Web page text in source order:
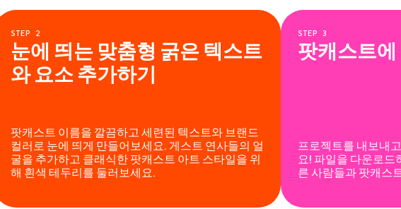
STEP 2
눈에 띄는 맞춤형 굵은 텍스트
와 요소 추가하기
팟캐스트 이름을 깔끔하고 세련된 텍스트와 브랜드
컬러로 눈에 띄게 만들어보세요. 게스트 연사들의 얼
굴을 추가하고 클래식한 팟캐스트 아트 스타일을 위
해 흰색 테두리를 둘러보세요.
STEP3
팟캐스트
프로젝트를 내보내
요! 파일을 다운로드
른 사람들과 팟캐스